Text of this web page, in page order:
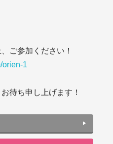
ご参加ください！
orien-1
待ち申し上げます！